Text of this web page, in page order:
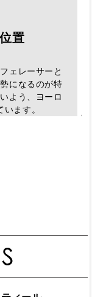
置
ェレーサーと
になるのが特
よう、ヨーロ
ます。